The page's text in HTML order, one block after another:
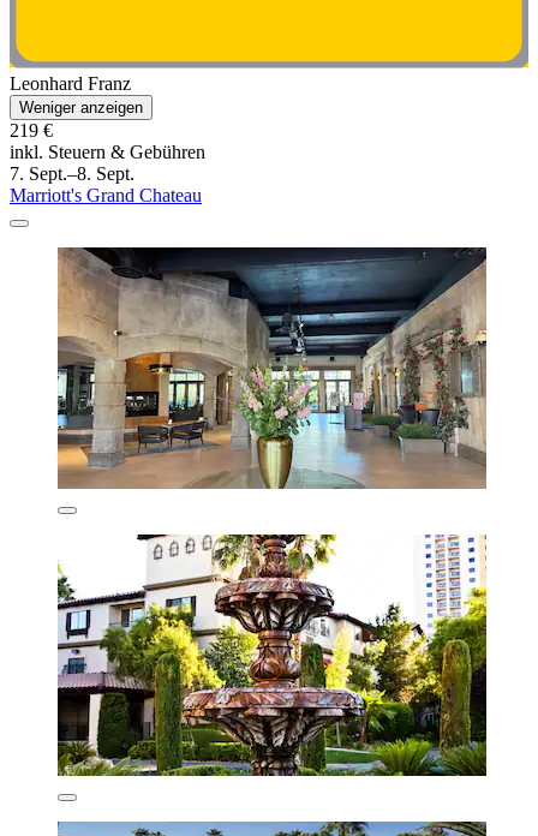
Leonhard Franz
Weniger anzeigen
219 €
inkl. Steuern & Gebühren
7. Sept.–8. Sept.
Marriott's Grand Chateau